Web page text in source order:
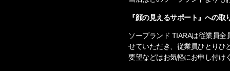
『顔の見えるサポート』への取
ソープランド TIARAは従業員全
せていただき、従業員ひとりひ
要望などはお気軽にお申し付け